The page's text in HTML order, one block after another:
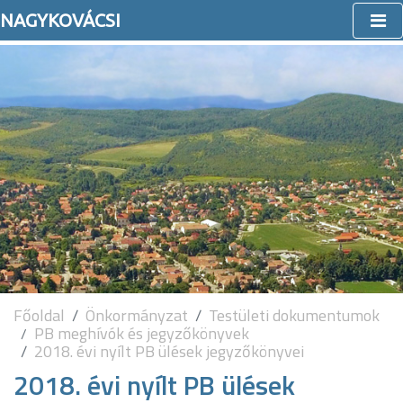
NAGYKOVÁCSI
Főoldal Önkormányzat Testületi dokumentumok
PB meghívók és jegyzőkönyvek
2018. évi nyílt PB ülések jegyzőkönyvei
2018. évi nyílt PB ülések